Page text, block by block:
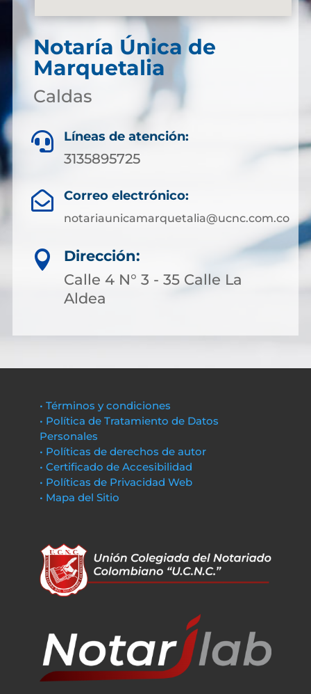
Notaría Única de
Marquetalia
Caldas
 Líneas de atención:
3135895725
 Correo electrónico:
notariaunicamarquetalia@ucnc.com.co

Dirección:
Calle 4 N° 3 - 35 Calle La
Aldea
• Términos y condiciones
• Política de Tratamiento de Datos
Personales
• Políticas de derechos de autor
• Certificado de Accesibilidad
• Políticas de Privacidad Web
• Mapa del Sitio